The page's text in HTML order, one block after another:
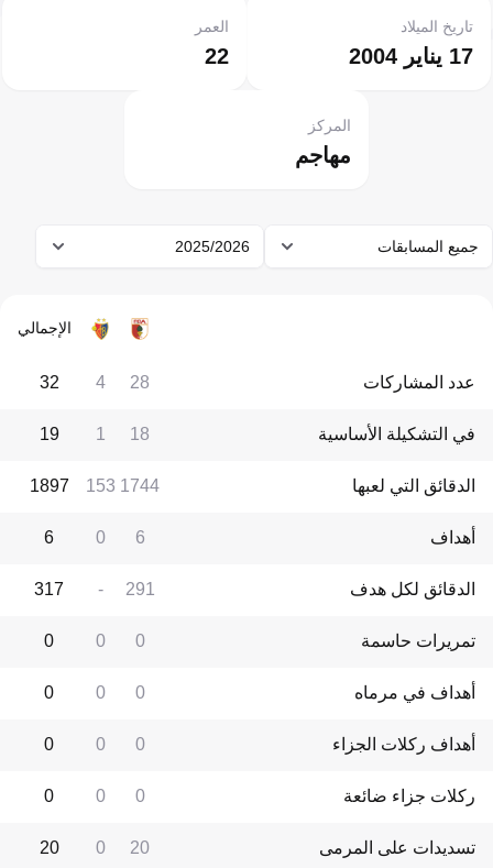
17 يناير 2004
تاريخ الميلاد
22
العمر
مهاجم
المركز
جميع المسابقات 2025/2026
الإجمالي
عدد المشاركات 28
4
32
في التشكيلة الأساسية 18
1
19
الدقائق التي لعبها 1744
153
1897
أهداف 6
0
6
الدقائق لكل هدف 291
-
317
تمريرات حاسمة 0
0
0
أهداف في مرماه 0
0
0
أهداف ركلات الجزاء 0
0
0
ركلات جزاء ضائعة 0
0
0
تسديدات على المرمى 20
0
20